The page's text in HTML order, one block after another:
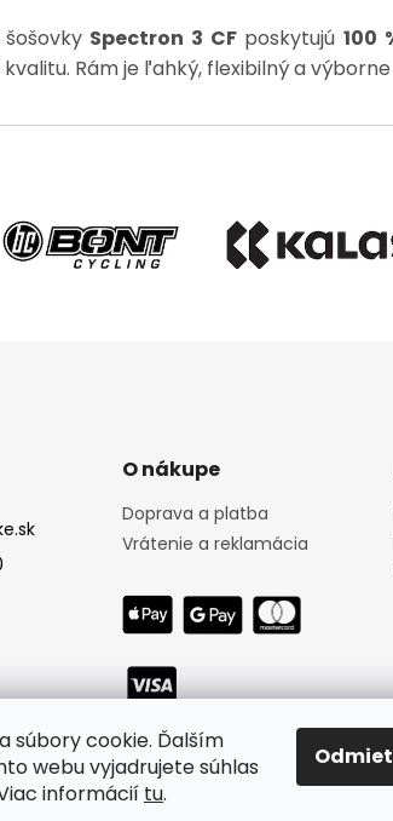
súbory cookie. Ďalším
webu vyjadrujete súhlas
informácií tu.
Spectron 3 CFposkytujú100
Rám je ľahký, flexibilný a
O nákupe
Doprava a platba
Vrátenie a reklamácia